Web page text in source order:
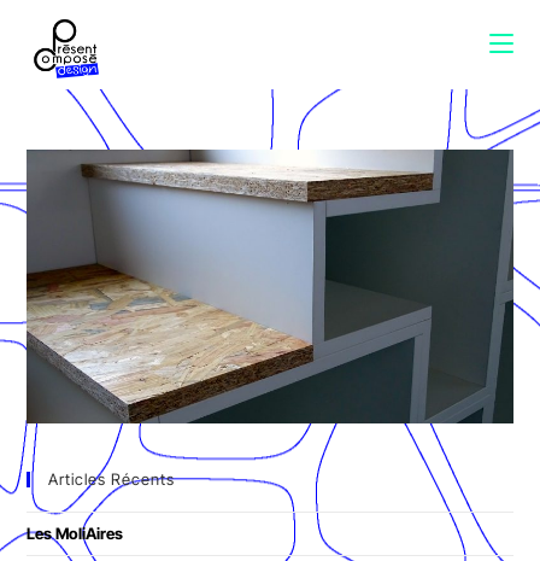
Articles Récents
Les MoliAires